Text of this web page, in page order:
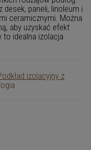
desek, paneli, linoleum i
ceramicznymi. Można
aby uzyskać efekt
to idealna izolacja
izolacyjny z
żadnych sztucznych
wpływ na nasze